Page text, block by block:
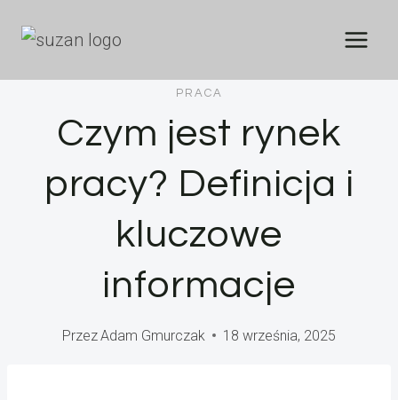
PRACA
Czym jest rynek
pracy? Definicja i
kluczowe
informacje
PrzezAdam Gmurczak 18 września, 2025